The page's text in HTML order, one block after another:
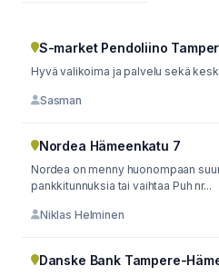
S-market Pendoliino
Hyvä valikoima ja palvelu sekä
Sasman
Nordea Hämeenkatu 7
Nordea on menny huonompaan
pankkitunnuksia tai vaihtaa Puh nr...
Niklas Helminen
Danske Bank Tampere-